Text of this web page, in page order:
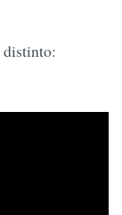
distinto: